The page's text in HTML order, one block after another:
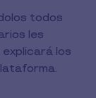
todos
les
explicará los